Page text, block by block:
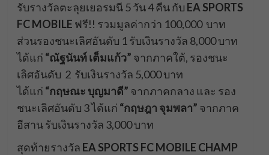
รับรางวัลตะลุยเยอรมนี 5 วัน 4 คืน กับ EA SPORTS
FC MOBILE ฟรี!! รวมมูลค่ากว่า 100,000 บาท
ส่วนรองชนะเลิศอันดับ 1 รับเงินรางวัล 8,000 บาท
ได้แก่ “ณัฐนันท์ เต็มแก้ว” จากภาคใต้, รองชนะ
เลิศอันดับ 2 รับเงินรางวัล 5,000 บาท
ได้แก่ “กฤษณะ บุญมาดี” จากภาคกลาง และ รอง
ชนะเลิศอันดับ 3 ได้แก่ “กฤษฎา จุมพลา” จากภาค
อีสาน รับเงินรางวัล 3,000 บาท
สุดท้ายรางวัล EA SPORTS FC MOBILE CHAMP